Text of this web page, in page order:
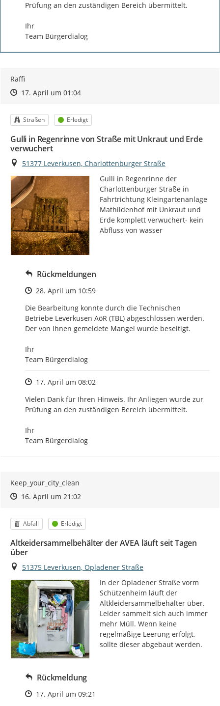
Prüfung an den zuständigen Bereich übermittelt.
Ihr
Team Bürgerdialog
Raffi
Zeitpunkt des Erstellens
Zeitpunkt des Erstellens
17. April um 01:04Zur Äußerung
Kategorie
Straßen Status
Erledigt
Gulli in Regenrinne von Straße mit Unkraut und Erde
verwuchert
Ort
51377 Leverkusen, Charlottenburger Straße
Gulli in Regenrinne der
Charlottenburger Straße in
Fahrtrichtung Kleingartenanlage
Mathildenhof mit Unkraut und
Erde komplett verwuchert- kein
Abfluss von wasser
Rückmeldungen
Zeitpunkt des Erstellens
28. April um 10:59
Die Bearbeitung konnte durch die Technischen
Betriebe Leverkusen AöR (TBL) abgeschlossen werden.
Der von Ihnen gemeldete Mangel wurde beseitigt.
Ihr
Team Bürgerdialog
Zeitpunkt des Erstellens
17. April um 08:02
Vielen Dank für Ihren Hinweis. Ihr Anliegen wurde zur
Prüfung an den zuständigen Bereich übermittelt.
Ihr
Team Bürgerdialog
Keep_your_city_clean
Zeitpunkt des Erstellens
Zeitpunkt des Erstellens
16. April um 21:02Zur Äußerung
Kategorie
Abfall Status
Erledigt
Altkeidersammelbehälter der AVEA läuft seit Tagen
über
Ort
51375 Leverkusen, Opladener Straße
In der Opladener Straße vorm
Schützenheim läuft der
Altkleidersammelbehälter über.
Leider sammelt sich auch immer
mehr Müll. Wenn keine
regelmäßige Leerung erfolgt,
sollte dieser abgebaut werden.
Rückmeldung
Zeitpunkt des Erstellens
17. April um 09:21